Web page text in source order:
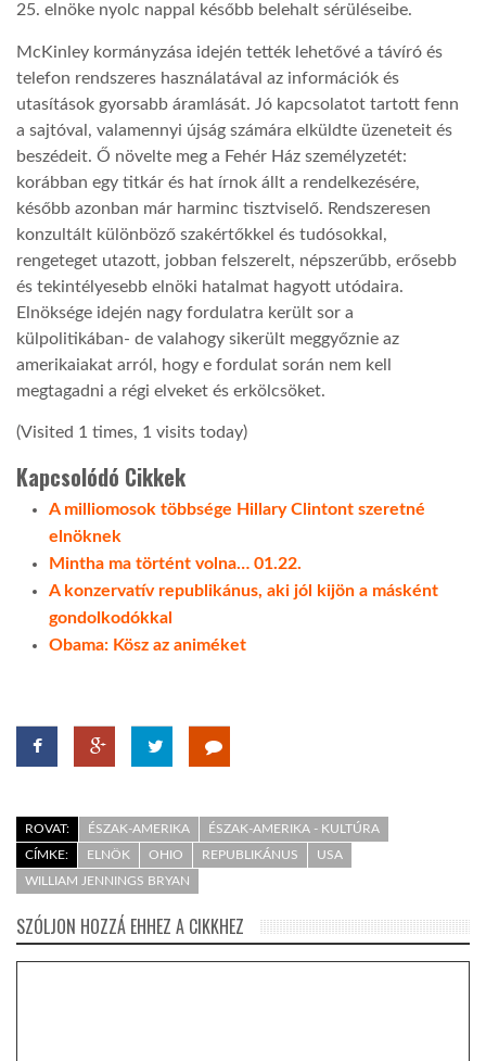
25. elnöke nyolc nappal később belehalt sérüléseibe.
McKinley kormányzása idején tették lehetővé a távíró és
telefon rendszeres használatával az információk és
utasítások gyorsabb áramlását. Jó kapcsolatot tartott fenn
a sajtóval, valamennyi újság számára elküldte üzeneteit és
beszédeit. Ő növelte meg a Fehér Ház személyzetét:
korábban egy titkár és hat írnok állt a rendelkezésére,
később azonban már harminc tisztviselő. Rendszeresen
konzultált különböző szakértőkkel és tudósokkal,
rengeteget utazott, jobban felszerelt, népszerűbb, erősebb
és tekintélyesebb elnöki hatalmat hagyott utódaira.
Elnöksége idején nagy fordulatra került sor a
külpolitikában- de valahogy sikerült meggyőznie az
amerikaiakat arról, hogy e fordulat során nem kell
megtagadni a régi elveket és erkölcsöket.
(Visited 1 times, 1 visits today)
Kapcsolódó Cikkek
A milliomosok többsége Hillary Clintont szeretné
elnöknek
Mintha ma történt volna… 01.22.
A konzervatív republikánus, aki jól kijön a másként
gondolkodókkal
Obama: Kösz az animéket
ROVAT: ÉSZAK-AMERIKA
ÉSZAK-AMERIKA - KULTÚRA
CÍMKE:
ELNÖK OHIO REPUBLIKÁNUS
USA
WILLIAM JENNINGS BRYAN
SZÓLJON HOZZÁ EHHEZ A CIKKHEZ